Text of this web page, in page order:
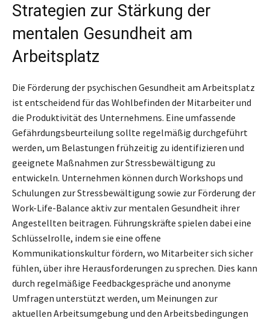
Strategien zur Stärkung der
mentalen Gesundheit am
Arbeitsplatz
Die Förderung der psychischen Gesundheit am Arbeitsplatz
ist entscheidend für das Wohlbefinden der Mitarbeiter und
die Produktivität des Unternehmens. Eine umfassende
Gefährdungsbeurteilung sollte regelmäßig durchgeführt
werden, um Belastungen frühzeitig zu identifizieren und
geeignete Maßnahmen zur Stressbewältigung zu
entwickeln. Unternehmen können durch Workshops und
Schulungen zur Stressbewältigung sowie zur Förderung der
Work-Life-Balance aktiv zur mentalen Gesundheit ihrer
Angestellten beitragen. Führungskräfte spielen dabei eine
Schlüsselrolle, indem sie eine offene
Kommunikationskultur fördern, wo Mitarbeiter sich sicher
fühlen, über ihre Herausforderungen zu sprechen. Dies kann
durch regelmäßige Feedbackgespräche und anonyme
Umfragen unterstützt werden, um Meinungen zur
aktuellen Arbeitsumgebung und den Arbeitsbedingungen